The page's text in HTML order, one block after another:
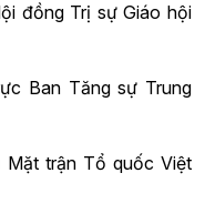
đồng Trị sự Giáo hội
Ban Tăng sự Trung
trận Tổ quốc Việt